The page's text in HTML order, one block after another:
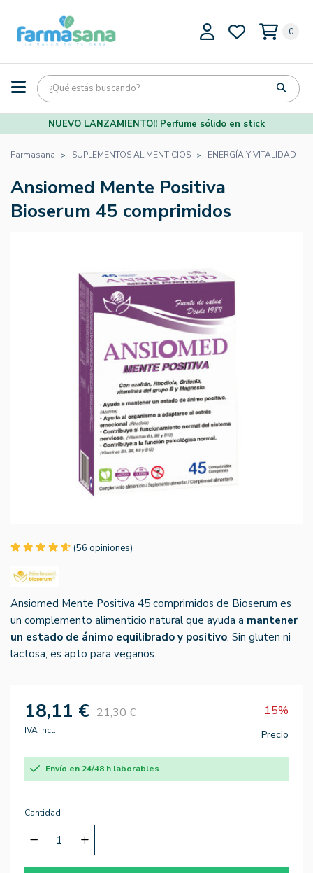
0
NUEVO LANZAMIENTO!! Perfume sólido en stick
Farmasana SUPLEMENTOS ALIMENTICIOS ENERGÍA Y VITALIDAD
Ansiomed Mente Positiva
Bioserum 45 comprimidos
(56 opiniones)
Ansiomed Mente Positiva 45 comprimidos de Bioserum es
un complemento alimenticio natural que ayuda a mantener
un estado de ánimo equilibrado y positivo. Sin gluten ni
lactosa, es apto para veganos.
18,11 € 21,30 € 15%
IVA incl. Precio
Envío en 24/48 h laborables
Cantidad